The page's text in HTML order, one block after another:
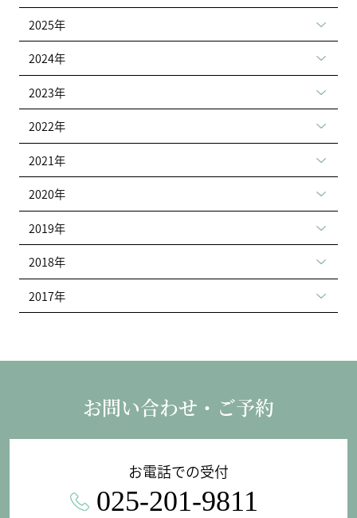
2025年
2024年
2023年
2022年
2021年
2020年
2019年
2018年
2017年
お問い合わせ・ご予約
お電話での受付
025-201-9811